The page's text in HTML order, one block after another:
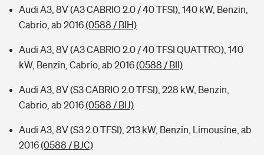
Audi A3, 8V (A3 CABRIO 2.0 / 40 TFSI), 140 kW, Benzin,
Cabrio, ab 2016(0588 / BIH)
Audi A3, 8V (A3 CABRIO 2.0 / 40 TFSI QUATTRO), 140
kW, Benzin, Cabrio, ab 2016(0588 / BII)
Audi A3, 8V (S3 CABRIO 2.0 TFSI), 228 kW, Benzin,
Cabrio, ab 2016(0588 / BIJ)
Audi A3, 8V (S3 2.0 TFSI), 213 kW, Benzin, Limousine, ab
2016(0588 / BJC)